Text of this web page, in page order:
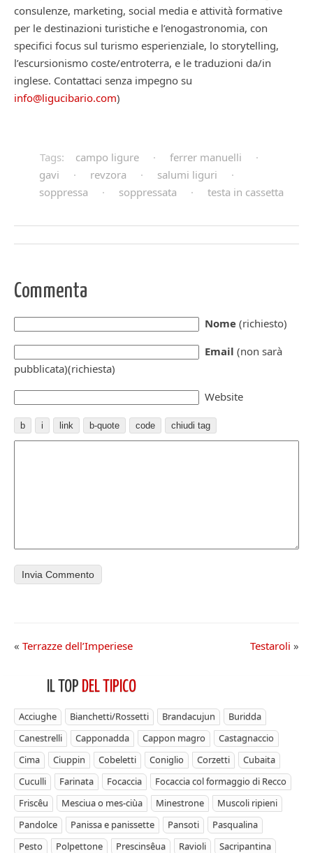
consulenze, marketing, social media e attività formative
per le destinazioni turistiche e l’enogastronomia, con
specifici focus sul turismo esperienziale, lo storytelling,
l’escursionismo coste/entroterra, e le traduzioni da/in
inglese. Contattaci senza impegno su
info@ligucibario.com)
Tags: campo ligure · ferrer manuelli
·
gavi
· revzora · salumi liguri
·
soppressa
· soppressata · testa in cassetta
Commenta
Nome (richiesto)
Email (non sarà
pubblicata)(richiesta)
Website
« Terrazze dell’Imperiese Testaroli »
IL TOP DEL TIPICO
Acciughe Bianchetti/Rossetti Brandacujun
Buridda
Canestrelli
Capponadda Cappon magro
Castagnaccio
Cima
Ciuppin Cobeletti Coniglio Corzetti
Cubaita
Cuculli
Farinata Focaccia
Focaccia col formaggio di Recco
Friscêu
Mesciua o mes-ciùa Minestrone
Muscoli ripieni
Pandolce
Panissa e panissette Pansoti
Pasqualina
Pesto
Polpettone Prescinsêua Ravioli Sacripantina